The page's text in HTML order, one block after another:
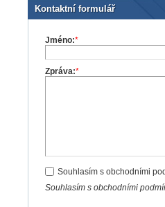
Kontaktní formulář
Jméno:*
Zpráva:*
Souhlasím s obchodními
Souhlasím s obchodními